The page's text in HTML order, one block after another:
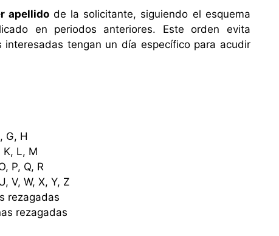
apellidode la solicitante, siguiendo el esquema
en periodos anteriores. Este orden evita
tengan un día específico para acudir
G, H
K, L, M
P, Q, R
V, W, X, Y, Z
rezagadas
rezagadas